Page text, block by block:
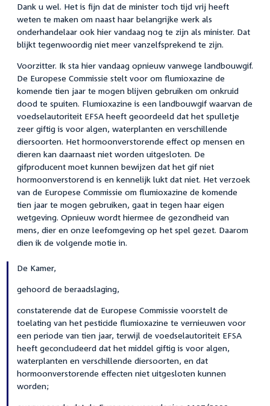
Dank u wel. Het is fijn dat de minister toch tijd vrij heeft
weten te maken om naast haar belangrijke werk als
onderhandelaar ook hier vandaag nog te zijn als minister. Dat
blijkt tegenwoordig niet meer vanzelfsprekend te zijn.
Voorzitter. Ik sta hier vandaag opnieuw vanwege landbouwgif.
De Europese Commissie stelt voor om flumioxazine de
komende tien jaar te mogen blijven gebruiken om onkruid
dood te spuiten. Flumioxazine is een landbouwgif waarvan de
voedselautoriteit EFSA heeft geoordeeld dat het spulletje
zeer giftig is voor algen, waterplanten en verschillende
diersoorten. Het hormoonverstorende effect op mensen en
dieren kan daarnaast niet worden uitgesloten. De
gifproducent moet kunnen bewijzen dat het gif niet
hormoonverstorend is en kennelijk lukt dat niet. Het verzoek
van de Europese Commissie om flumioxazine de komende
tien jaar te mogen gebruiken, gaat in tegen haar eigen
wetgeving. Opnieuw wordt hiermee de gezondheid van
mens, dier en onze leefomgeving op het spel gezet. Daarom
dien ik de volgende motie in.
De Kamer,
gehoord de beraadslaging,
constaterende dat de Europese Commissie voorstelt de
toelating van het pesticide flumioxazine te vernieuwen voor
een periode van tien jaar, terwijl de voedselautoriteit EFSA
heeft geconcludeerd dat het middel giftig is voor algen,
waterplanten en verschillende diersoorten, en dat
hormoonverstorende effecten niet uitgesloten kunnen
worden;